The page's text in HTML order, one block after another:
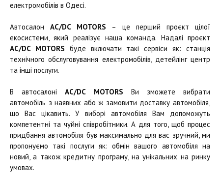
електромобілів в Одесі.
АвтосалонAC/DC MOTORS – це перший проєкт цілої
екосистеми, який реалізує наша команда. Надалі проєкт
AC/DC MOTORS буде включати такі сервіси як: станція
технічного обслуговування електромобілів, детейлінг центр
та інші послуги.
В автосалоніAC/DC MOTORS Ви зможете вибрати
автомобіль з наявних або ж замовити доставку автомобіля,
що Вас цікавить. У виборі автомобіля Вам допоможуть
компетентні та чуйні співробітники. А для того, щоб процес
придбання автомобіля був максимально для вас зручний, ми
пропонуємо такі послуги як: обмін вашого автомобіля на
новий, а також кредитну програму, на унікальних на ринку
умовах.